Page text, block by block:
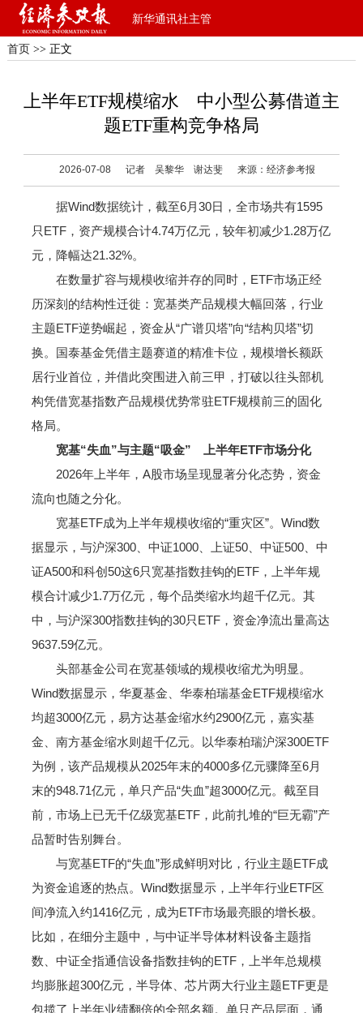
新华通讯社主管
首页 >> 正文
上半年ETF规模缩水 中小型公募借道主
题ETF重构竞争格局
2026-07-08 记者 吴黎华 谢达斐 来源：经济参考报
据Wind数据统计，截至6月30日，全市场共有1595
只ETF，资产规模合计4.74万亿元，较年初减少1.28万亿
元，降幅达21.32%。
在数量扩容与规模收缩并存的同时，ETF市场正经
历深刻的结构性迁徙：宽基类产品规模大幅回落，行业
主题ETF逆势崛起，资金从“广谱贝塔”向“结构贝塔”切
换。国泰基金凭借主题赛道的精准卡位，规模增长额跃
居行业首位，并借此突围进入前三甲，打破以往头部机
构凭借宽基指数产品规模优势常驻ETF规模前三的固化
格局。
宽基“失血”与主题“吸金” 上半年ETF市场分化
2026年上半年，A股市场呈现显著分化态势，资金
流向也随之分化。
宽基ETF成为上半年规模收缩的“重灾区”。Wind数
据显示，与沪深300、中证1000、上证50、中证500、中
证A500和科创50这6只宽基指数挂钩的ETF，上半年规
模合计减少1.7万亿元，每个品类缩水均超千亿元。其
中，与沪深300指数挂钩的30只ETF，资金净流出量高达
9637.59亿元。
头部基金公司在宽基领域的规模收缩尤为明显。
Wind数据显示，华夏基金、华泰柏瑞基金ETF规模缩水
均超3000亿元，易方达基金缩水约2900亿元，嘉实基
金、南方基金缩水则超千亿元。以华泰柏瑞沪深300ETF
为例，该产品规模从2025年末的4000多亿元骤降至6月
末的948.71亿元，单只产品“失血”超3000亿元。截至目
前，市场上已无千亿级宽基ETF，此前扎堆的“巨无霸”产
品暂时告别舞台。
与宽基ETF的“失血”形成鲜明对比，行业主题ETF成
为资金追逐的热点。Wind数据显示，上半年行业ETF区
间净流入约1416亿元，成为ETF市场最亮眼的增长极。
比如，在细分主题中，与中证半导体材料设备主题指
数、中证全指通信设备指数挂钩的ETF，上半年总规模
均膨胀超300亿元，半导体、芯片两大行业主题ETF更是
包揽了上半年业绩翻倍的全部名额。单只产品层面，通